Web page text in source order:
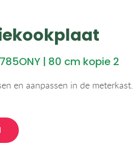
| 80 cm kopie 2
en aanpassen in de meterkast.